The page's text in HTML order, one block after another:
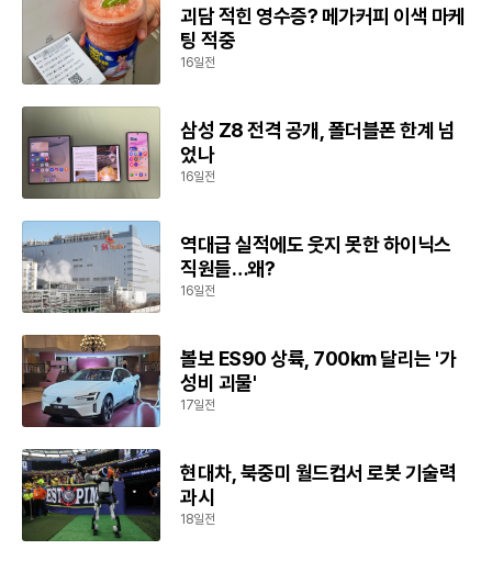
괴담 적힌 영수증? 메가커피 이색 마케
팅 적중
16일전
삼성 Z8 전격 공개, 폴더블폰 한계 넘
었나
16일전
역대급 실적에도 웃지 못한 하이닉스
직원들…왜?
16일전
볼보 ES90 상륙, 700km 달리는 '가
성비 괴물'
17일전
현대차, 북중미 월드컵서 로봇 기술력
과시
18일전